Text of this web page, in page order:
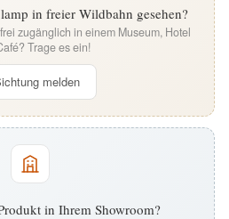
in freier Wildbahn gesehen?
zugänglich in einem Museum, Hotel
Trage es ein!
melden
in Ihrem Showroom?